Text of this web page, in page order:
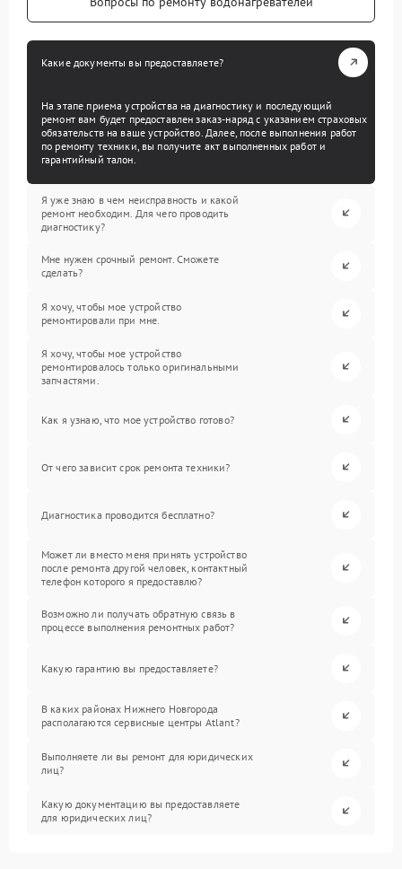
Какие документы вы предоставляете?
На этапе приема устройства на диагностику и последующий
ремонт вам будет предоставлен заказ-наряд с указанием страховых
обязательств на ваше устройство. Далее, после выполнения работ
по ремонту техники, вы получите акт выполненных работ и
гарантийный талон.
Я уже знаю в чем неисправность и какой
ремонт необходим. Для чего проводить
диагностику?
Мне нужен срочный ремонт. Сможете
сделать?
Я хочу, чтобы мое устройство
ремонтировали при мне.
Я хочу, чтобы мое устройство
ремонтировалось только оригинальными
запчастями.
Как я узнаю, что мое устройство готово?
От чего зависит срок ремонта техники?
Диагностика проводится бесплатно?
Может ли вместо меня принять устройство
после ремонта другой человек, контактный
телефон которого я предоставлю?
Возможно ли получать обратную связь в
процессе выполнения ремонтных работ?
Какую гарантию вы предоставляете?
В каких районах Нижнего Новгорода
располагаются сервисные центры Atlant?
Выполняете ли вы ремонт для юридических
лиц?
Какую документацию вы предоставляете
для юридических лиц?